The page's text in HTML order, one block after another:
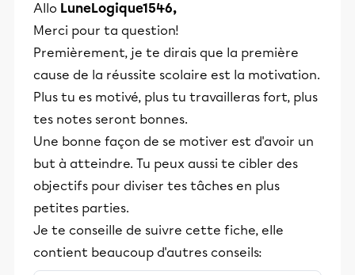
Allo LuneLogique1546,
Merci pour ta question!
Premièrement, je te dirais que la première
cause de la réussite scolaire est la motivation.
Plus tu es motivé, plus tu travailleras fort, plus
tes notes seront bonnes.
Une bonne façon de se motiver est d'avoir un
but à atteindre. Tu peux aussi te cibler des
objectifs pour diviser tes tâches en plus
petites parties.
Je te conseille de suivre cette fiche, elle
contient beaucoup d'autres conseils: